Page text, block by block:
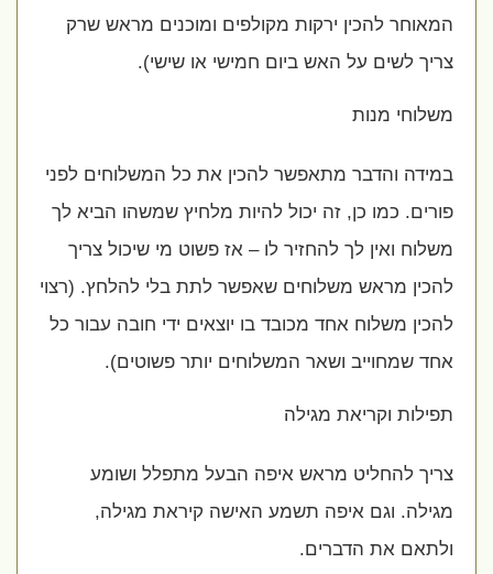
המאוחר להכין ירקות מקולפים ומוכנים מראש שרק
צריך לשים על האש ביום חמישי או שישי).
משלוחי מנות
במידה והדבר מתאפשר להכין את כל המשלוחים לפני
פורים. כמו כן, זה יכול להיות מלחיץ שמשהו הביא לך
משלוח ואין לך להחזיר לו – אז פשוט מי שיכול צריך
להכין מראש משלוחים שאפשר לתת בלי להלחץ. (רצוי
להכין משלוח אחד מכובד בו יוצאים ידי חובה עבור כל
אחד שמחוייב ושאר המשלוחים יותר פשוטים).
תפילות וקריאת מגילה
צריך להחליט מראש איפה הבעל מתפלל ושומע
מגילה. וגם איפה תשמע האישה קיראת מגילה,
ולתאם את הדברים.